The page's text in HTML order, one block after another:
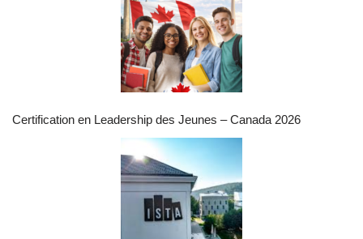
Certification en Leadership des Jeunes – Canada 2026